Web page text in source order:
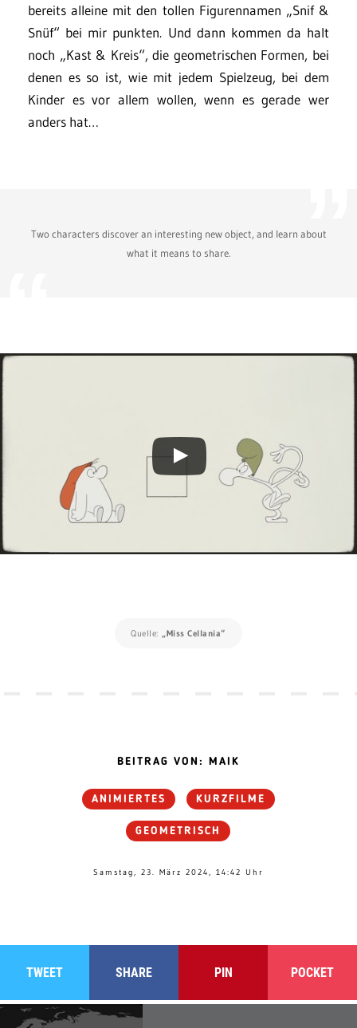
bereits alleine mit den tollen Figurennamen „Snif &
Snüf“ bei mir punkten. Und dann kommen da halt
noch „Kast & Kreis“, die geometrischen Formen, bei
denen es so ist, wie mit jedem Spielzeug, bei dem
Kinder es vor allem wollen, wenn es gerade wer
anders hat…
Two characters discover an interesting new object, and learn about
what it means to share.
Quelle: „Miss Cellania“
BEITRAG VON: MAIK
ANIMIERTES KURZFILME
GEOMETRISCH
Samstag, 23. März 2024, 14:42 Uhr
TWEET SHARE PIN POCKET